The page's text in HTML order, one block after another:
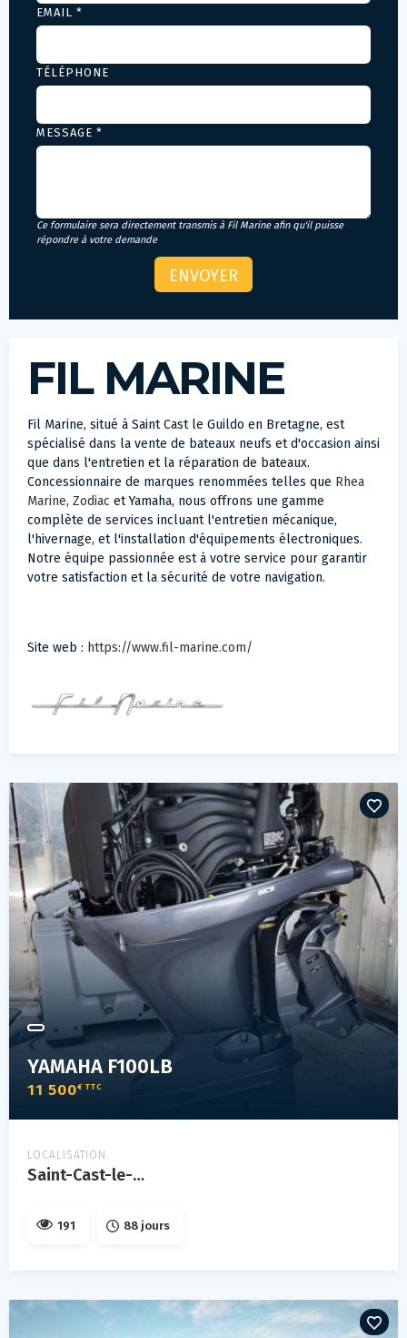
FIL MARINE
Fil Marine, situé à Saint Cast le Guildo en Bretagne, est
spécialisé dans la vente de bateaux neufs et d'occasion ainsi
que dans l'entretien et la réparation de bateaux.
Concessionnaire de marques renommées telles que Rhea
Marine, Zodiac et Yamaha, nous offrons une gamme
complète de services incluant l'entretien mécanique,
l'hivernage, et l'installation d'équipements électroniques.
Notre équipe passionnée est à votre service pour garantir
votre satisfaction et la sécurité de votre navigation.
Site web : https://www.fil-marine.com/
YAMAHA F100LB
11 500€ TTC
LOCALISATION
Saint-Cast-le-Guildo
191 88 jours
EMAIL *
TÉLÉPHONE
MESSAGE *
Ce formulaire sera directement transmis à Fil Marine afin qu'il puisse
répondre à votre demande